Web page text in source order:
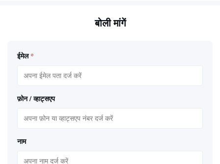
बोली मांगें
ईमेल *
फ़ोन / व्हाट्सएप
नाम